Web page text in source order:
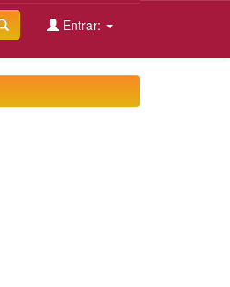
Entrar: